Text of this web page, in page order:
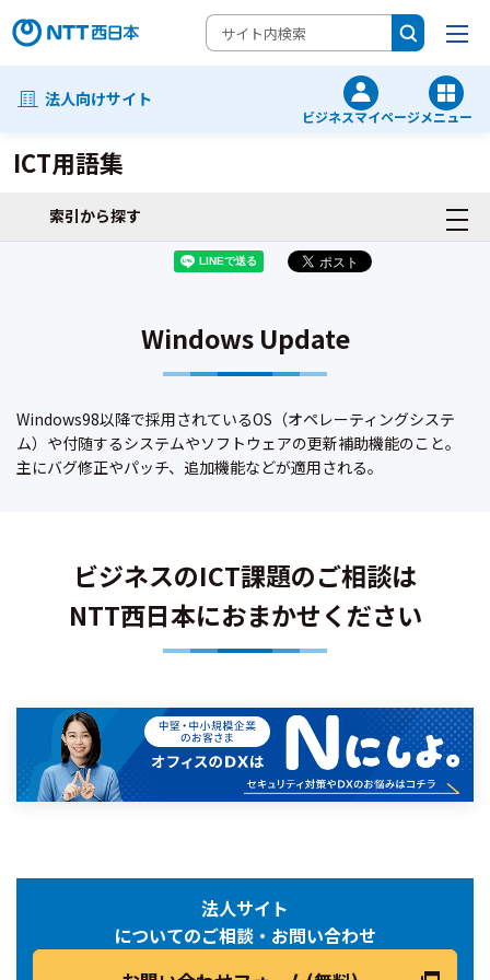
法人向けサイト
ビジネスマイページメニュー
ICT用語集
索引から探す
Windows Update
Windows98以降で採用されているOS（オペレーティングシステ
ム）や付随するシステムやソフトウェアの更新補助機能のこと。
主にバグ修正やパッチ、追加機能などが適用される。
ビジネスのICT課題のご相談は
NTT西日本におまかせください
法人サイト
についてのご相談・お問い合わせ